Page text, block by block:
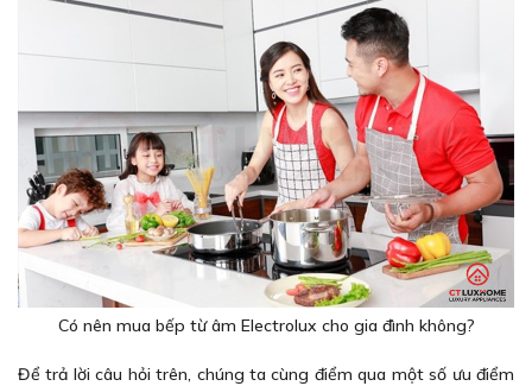
Có nên mua bếp từ âm Electrolux cho gia đình không?
Để trả lời câu hỏi trên, chúng ta cùng điểm qua một số ưu điểm